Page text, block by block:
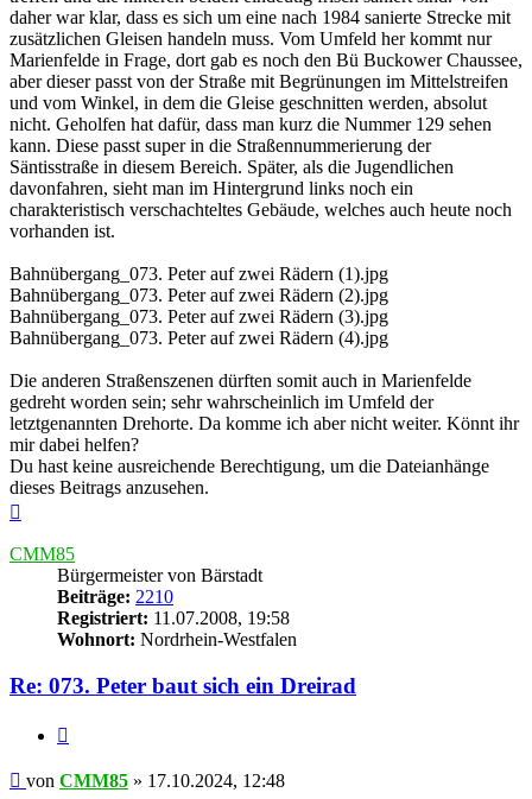
daher war klar, dass es sich um eine nach 1984 sanierte Strecke mit
zusätzlichen Gleisen handeln muss. Vom Umfeld her kommt nur
Marienfelde in Frage, dort gab es noch den Bü Buckower Chaussee,
aber dieser passt von der Straße mit Begrünungen im Mittelstreifen
und vom Winkel, in dem die Gleise geschnitten werden, absolut
nicht. Geholfen hat dafür, dass man kurz die Nummer 129 sehen
kann. Diese passt super in die Straßennummerierung der
Säntisstraße in diesem Bereich. Später, als die Jugendlichen
davonfahren, sieht man im Hintergrund links noch ein
charakteristisch verschachteltes Gebäude, welches auch heute noch
vorhanden ist.
Bahnübergang_073. Peter auf zwei Rädern (1).jpg
Bahnübergang_073. Peter auf zwei Rädern (2).jpg
Bahnübergang_073. Peter auf zwei Rädern (3).jpg
Bahnübergang_073. Peter auf zwei Rädern (4).jpg
Die anderen Straßenszenen dürften somit auch in Marienfelde
gedreht worden sein; sehr wahrscheinlich im Umfeld der
letztgenannten Drehorte. Da komme ich aber nicht weiter. Könnt ihr
mir dabei helfen?
Du hast keine ausreichende Berechtigung, um die Dateianhänge
dieses Beitrags anzusehen.
CMM85
Bürgermeister von Bärstadt
Beiträge: 2210
Registriert: 11.07.2008, 19:58
Wohnort: Nordrhein-Westfalen
Re: 073. Peter baut sich ein Dreirad
Beitrag
von CMM85 » 17.10.2024, 12:48